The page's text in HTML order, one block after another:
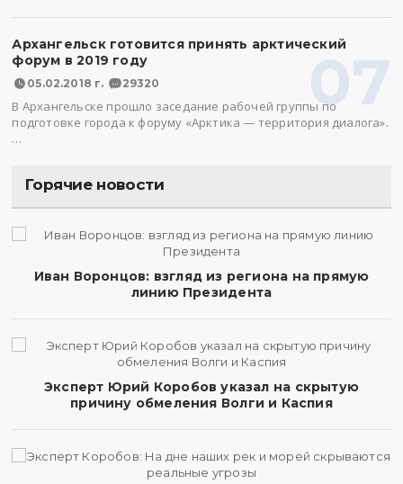
07
Архангельск готовится принять арктический
форум в 2019 году
05.02.2018 г. 29320
В Архангельске прошло заседание рабочей группы по
подготовке города к форуму «Арктика — территория диалога».
…
Горячие новости
Иван Воронцов: взгляд из региона на прямую
линию Президента
Эксперт Юрий Коробов указал на скрытую
причину обмеления Волги и Каспия